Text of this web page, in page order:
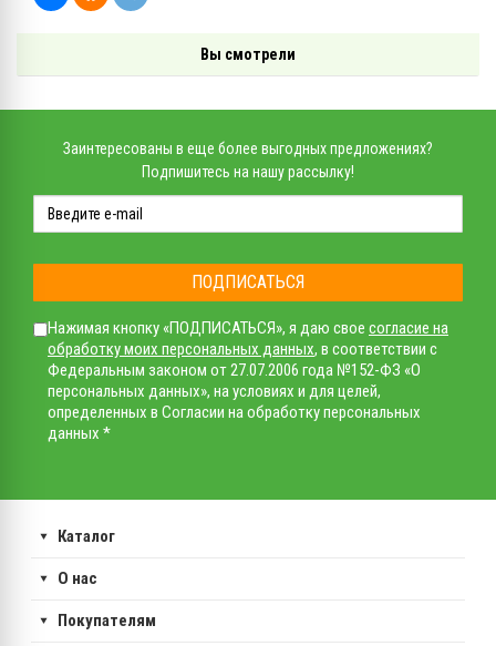
Вы смотрели
Заинтересованы в еще более выгодных предложениях?
Подпишитесь на нашу рассылку!
ПОДПИСАТЬСЯ
Нажимая кнопку «ПОДПИСАТЬСЯ», я даю свое согласие на
обработку моих персональных данных, в соответствии с
Федеральным законом от 27.07.2006 года №152-ФЗ «О
персональных данных», на условиях и для целей,
определенных в Согласии на обработку персональных
данных *
Каталог
О нас
Покупателям